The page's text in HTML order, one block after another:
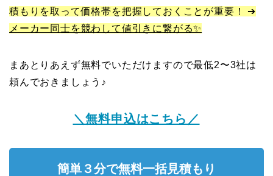
積もりを取って価格帯を把握しておくことが重要！ ➔
メーカー同士を競わして値引きに繋がる✨
まあとりあえず無料でいただけますので最低2〜3社は
頼んでおきましょう♪
＼無料申込はこちら／
簡単３分で無料一括見積もり